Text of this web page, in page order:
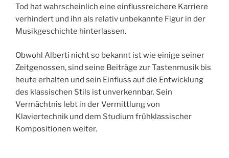
Tod hat wahrscheinlich eine einflussreichere Karriere
verhindert und ihn als relativ unbekannte Figur in der
Musikgeschichte hinterlassen.
Obwohl Alberti nicht so bekannt ist wie einige seiner
Zeitgenossen, sind seine Beiträge zur Tastenmusik bis
heute erhalten und sein Einfluss auf die Entwicklung
des klassischen Stils ist unverkennbar. Sein
Vermächtnis lebt in der Vermittlung von
Klaviertechnik und dem Studium frühklassischer
Kompositionen weiter.